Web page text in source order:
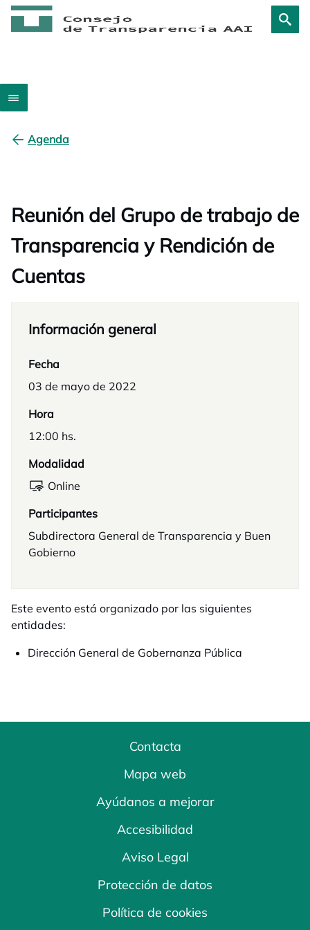
Agenda
Reunión del Grupo de trabajo de
Transparencia y Rendición de
Cuentas
Información general
Fecha
03 de mayo de 2022
Hora
12:00 hs.
Modalidad
Online
Participantes
Subdirectora General de Transparencia y Buen
Gobierno
Este evento está organizado por las siguientes
entidades:
Dirección General de Gobernanza Pública
Contacta
Mapa web
Ayúdanos a mejorar
Accesibilidad
Aviso Legal
Protección de datos
Política de cookies